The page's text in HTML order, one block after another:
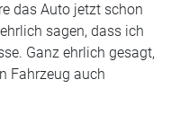
das Auto jetzt schon
sagen, dass ich
Ganz ehrlich gesagt,
Fahrzeug auch